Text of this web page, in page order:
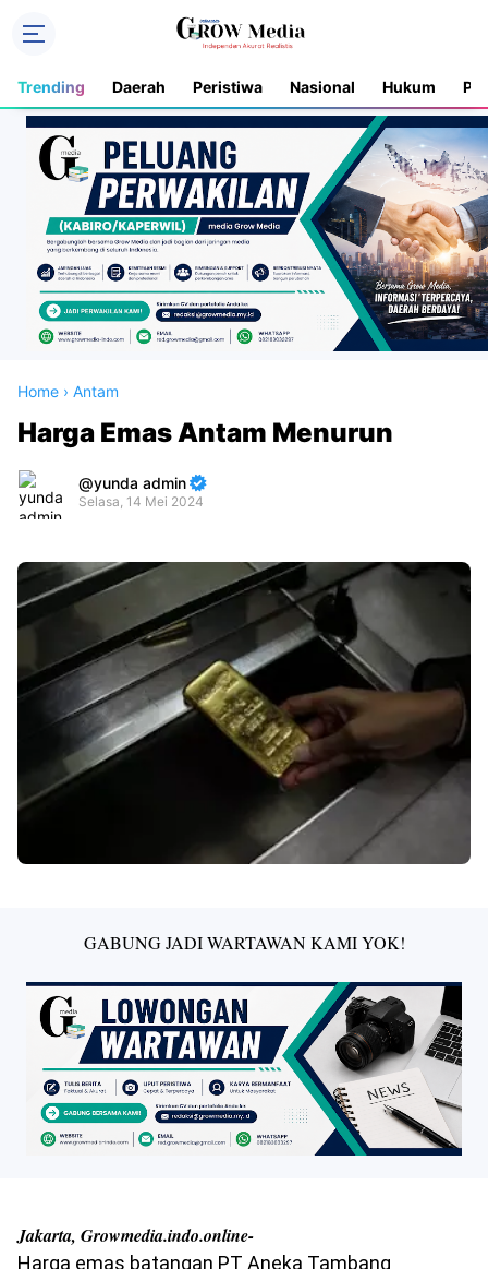
Trending Daerah Peristiwa Nasional Hukum
Home › Antam
Harga Emas Antam Menurun
yunda admin
Selasa, 14 Mei 2024
By
Raushan
Design
With
Shroff
Templates
GABUNG JADI WARTAWAN KAMI YOK!
Jakarta, Growmedia.indo.online-
Harga emas batangan PT Aneka Tambang